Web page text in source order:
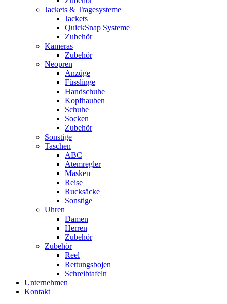
Jackets & Tragesysteme
Jackets
QuickSnap Systeme
Zubehör
Kameras
Zubehör
Neopren
Anzüge
Füsslinge
Handschuhe
Kopfhauben
Schuhe
Socken
Zubehör
Sonstige
Taschen
ABC
Atemregler
Masken
Reise
Rucksäcke
Sonstige
Uhren
Damen
Herren
Zubehör
Zubehör
Reel
Rettungsbojen
Schreibtafeln
Unternehmen
Kontakt